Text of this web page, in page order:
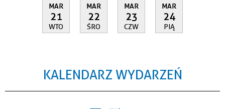
MAR
21
WTO
MAR
22
ŚRO
MAR
23
CZW
MAR
24
PIĄ
KALENDARZ WYDARZEŃ